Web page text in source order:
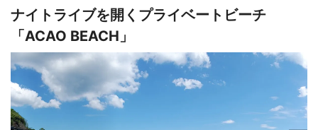
ナイトライブを開くプライベートビーチ
「ACAO BEACH」